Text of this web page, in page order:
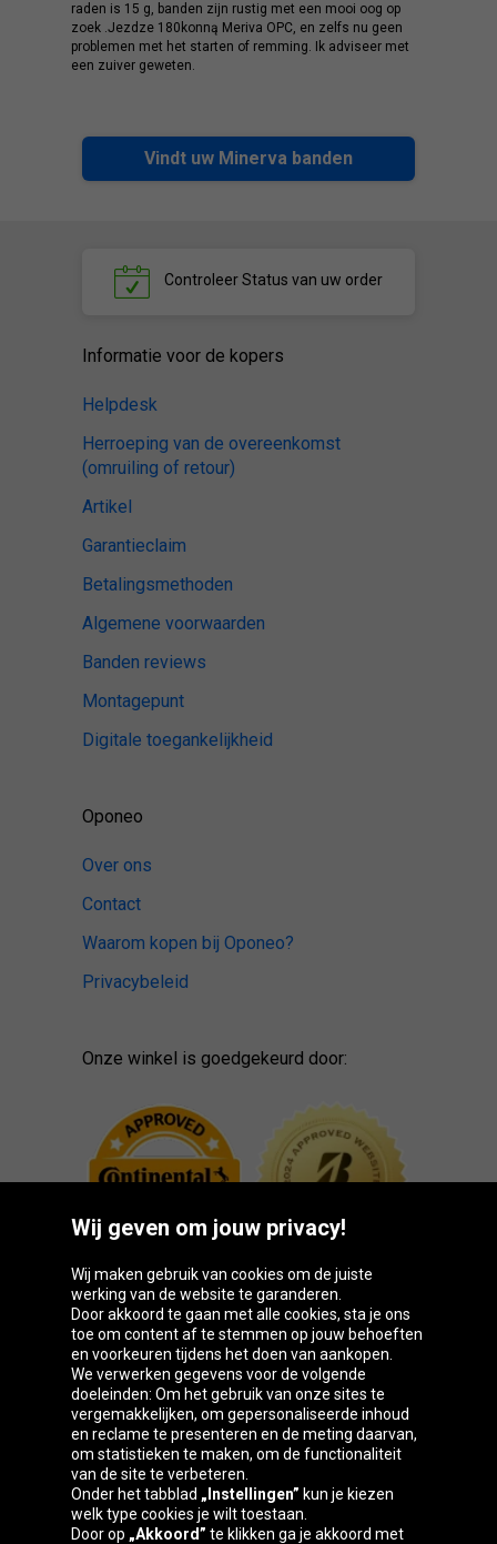
raden is 15 g, banden zijn rustig met een mooi oog op
zoek .Jezdze 180konną Meriva OPC, en zelfs nu geen
problemen met het starten of remming. Ik adviseer met
een zuiver geweten.
Vindt uw Minerva banden
ControleerStatus van uw order
Informatie voor de kopers
Helpdesk
Herroeping van de overeenkomst
(omruiling of retour)
Artikel
Garantieclaim
Betalingsmethoden
Algemene voorwaarden
Banden reviews
Montagepunt
Digitale toegankelijkheid
Oponeo
Over ons
Contact
Waarom kopen bij Oponeo?
Privacybeleid
Onze winkel is goedgekeurd door:
Oponeo-groep
Česká
republika
Deutschland Éire España
Wij geven om jouw privacy!
Wij maken gebruik van cookies om de juiste
werking van de website te garanderen.
Door akkoord te gaan met alle cookies, sta je ons
toe om content af te stemmen op jouw behoeften
en voorkeuren tijdens het doen van aankopen.
We verwerken gegevens voor de volgende
doeleinden: Om het gebruik van onze sites te
vergemakkelijken, om gepersonaliseerde inhoud
en reclame te presenteren en de meting daarvan,
om statistieken te maken, om de functionaliteit
van de site te verbeteren.
Onder het tabblad „Instellingen” kun je kiezen
welk type cookies je wilt toestaan.
Door op „Akkoord” te klikken ga je akkoord met